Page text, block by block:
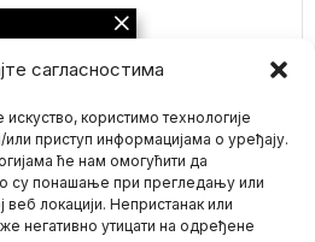
сагласностима
користимо технологије
приступ информацијама о уређају.
ће нам омогућити да
су понашање при прегледању или
локацији. Непристанак или
негативно утицати на одређене
u
koji je
pređe
sledi
grad
se graniči
više